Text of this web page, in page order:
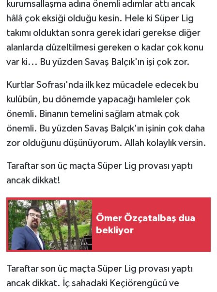
kurumsallaşma adına önemli adımlar attı ancak
hâlâ çok eksiği olduğu kesin. Hele ki Süper Lig
takımı olduktan sonra gerek idari gerekse diğer
alanlarda düzeltilmesi gereken o kadar çok konu
var ki... Bu yüzden Savaş Balçık'ın işi çok zor.
Kurtlar Sofrası'nda ilk kez mücadele edecek bu
kulübün, bu dönemde yapacağı hamleler çok
önemli. Binanın temelini sağlam atmak çok
önemli. Bu yüzden Savaş Balçık'ın işinin çok daha
zor olduğunu düşünüyorum. Allah kolaylık versin.
Taraftar son üç maçta Süper Lig provası yaptı
ancak dikkat!
Ömer Özçatalbaş dua
bekliyor
Taraftar son üç maçta Süper Lig provası yaptı
ancak dikkat. İç sahadaki Keçiörengücü ve